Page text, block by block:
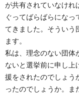
が共有されていなけれ
ぐってばらばらにな
てきました。そういう
ます。
私は、理念のない団体
ないと選挙前に申し上
援をされたのでしょう
ったのでしょうか。ま